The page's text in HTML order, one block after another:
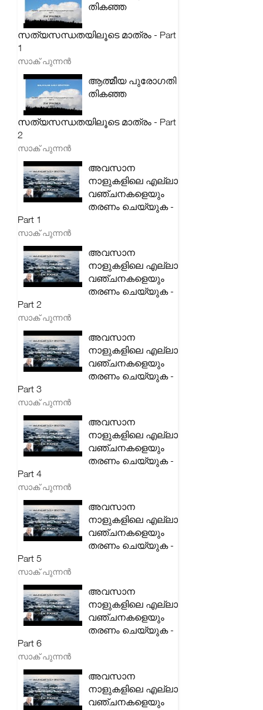
തികഞ്ഞ
സത്യസന്ധതയിലൂടെ മാത്രം - Part
1
സാക് പുന്നൻ
ആത്മീയ പുരോഗതി
തികഞ്ഞ
സത്യസന്ധതയിലൂടെ മാത്രം - Part
2
സാക് പുന്നൻ
അവസാന
നാളുകളിലെ എല്ലാ
വഞ്ചനകളെയും
തരണം ചെയ്യുക -
Part 1
സാക് പുന്നൻ
അവസാന
നാളുകളിലെ എല്ലാ
വഞ്ചനകളെയും
തരണം ചെയ്യുക -
Part 2
സാക് പുന്നൻ
അവസാന
നാളുകളിലെ എല്ലാ
വഞ്ചനകളെയും
തരണം ചെയ്യുക -
Part 3
സാക് പുന്നൻ
അവസാന
നാളുകളിലെ എല്ലാ
വഞ്ചനകളെയും
തരണം ചെയ്യുക -
Part 4
സാക് പുന്നൻ
അവസാന
നാളുകളിലെ എല്ലാ
വഞ്ചനകളെയും
തരണം ചെയ്യുക -
Part 5
സാക് പുന്നൻ
അവസാന
നാളുകളിലെ എല്ലാ
വഞ്ചനകളെയും
തരണം ചെയ്യുക -
Part 6
സാക് പുന്നൻ
അവസാന
നാളുകളിലെ എല്ലാ
വഞ്ചനകളെയും